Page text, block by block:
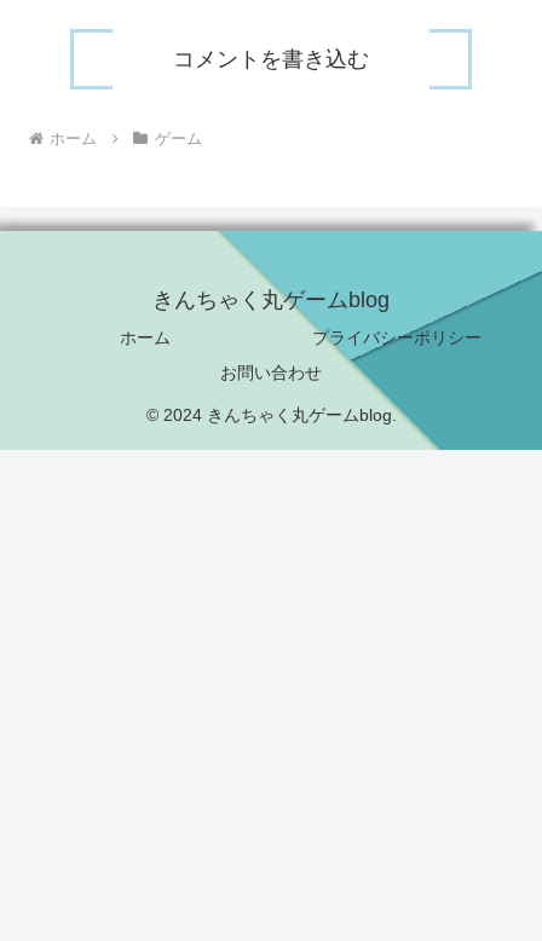
コメントを書き込む
ホーム ゲーム
きんちゃく丸ゲームblog
ホーム
プライバシーポリシー
お問い合わせ
© 2024 きんちゃく丸ゲームblog.